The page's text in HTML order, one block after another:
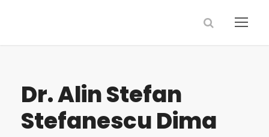
Dr. Alin Stefan
Stefanescu Dima